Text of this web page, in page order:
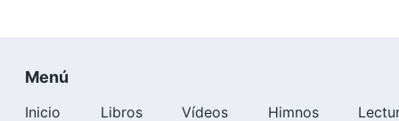
Menú
Inicio Libros Vídeos Himnos